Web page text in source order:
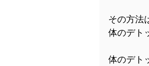
その方法
体のデト
体のデト